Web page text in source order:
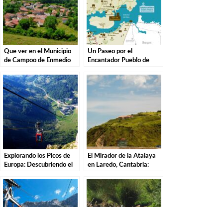
Que ver en el Municipio
de Campoo de Enmedio
Un Paseo por el
Encantador Pueblo de
Cantabria.
Explorando los Picos de
Europa: Descubriendo el
El Mirador de la Atalaya
en Laredo, Cantabria:
la Costa Cántabra